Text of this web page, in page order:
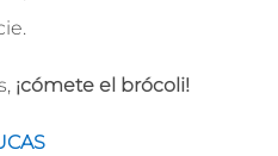
¡cómete el brócoli!